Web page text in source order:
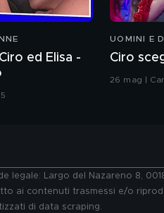
ed Elisa -
UOMINI E
Ciro
26 mag |
legale: Largo del Nazareno 8,
ai contenuti trasmessi e/o
di data scraping.